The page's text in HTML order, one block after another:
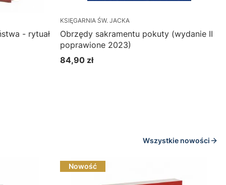
- rytuał
KSIĘGARNIA ŚW. JACKA
Obrzędy sakramentu pokuty (wydanie II
poprawione 2023)
Cena
84,90 zł
Wszystkie nowości
Nowość